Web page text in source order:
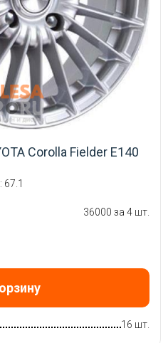
Corolla Fielder E140
67.1
36000 за 4 шт.
16 шт.